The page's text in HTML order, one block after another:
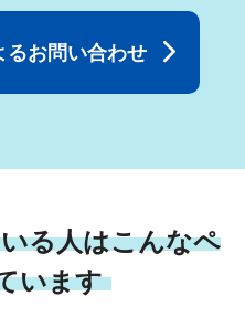
るお問い合わせ
る人はこんなペ
います